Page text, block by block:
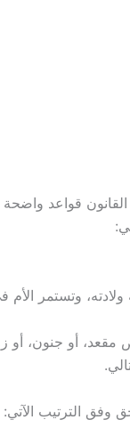
اتحادي رقم (41) لسنة
ولادته، وتستمر
أو جنون، أو
وفق الترتيب